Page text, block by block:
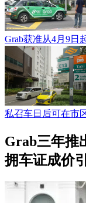
Grab获准从4月9日
私召车日后可在市
Grab三年推
拥车证成价